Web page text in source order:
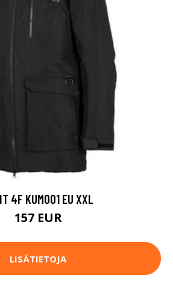
4F KUM001 EU XXL
157 EUR
LISÄTIETOJA